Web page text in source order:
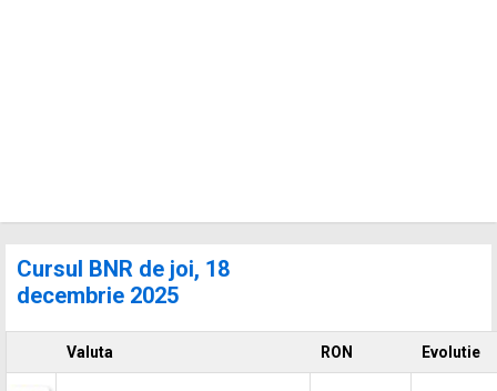
Cursul BNR de joi, 18
decembrie 2025
Valuta RON Evolutie